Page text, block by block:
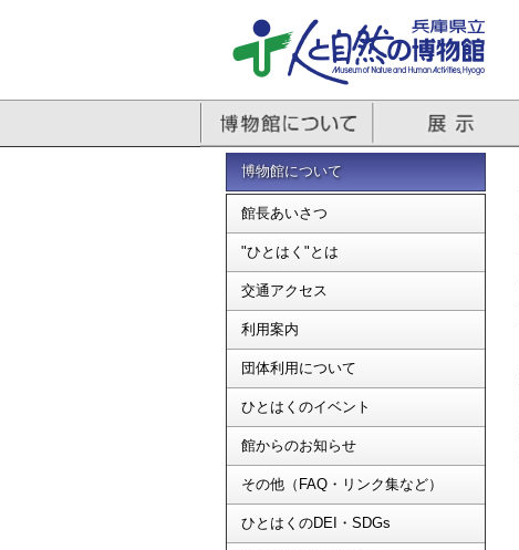
博物館について
館長あいさつ
"ひとはく"とは
交通アクセス
利用案内
団体利用について
ひとはくのイベント
館からのお知らせ
その他（FAQ・リンク集など）
ひとはくのDEI・SDGs